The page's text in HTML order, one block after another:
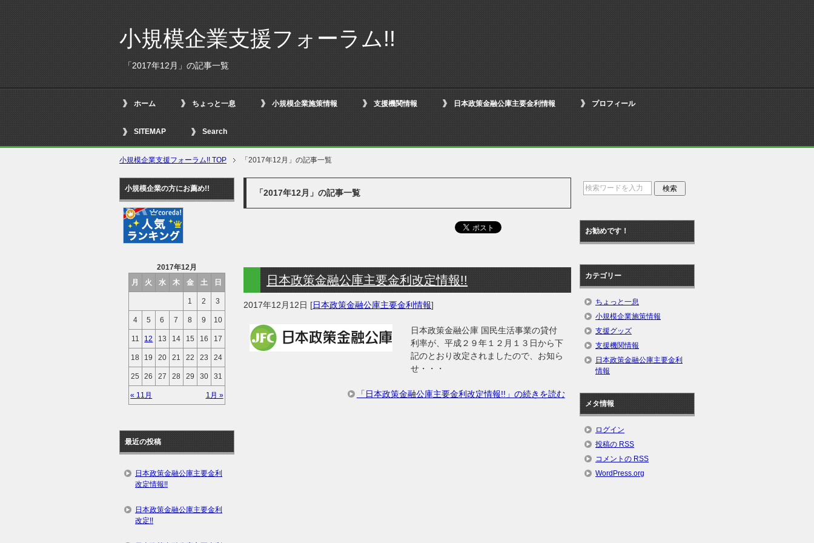
小規模企業支援フォーラム!!
「2017年12月」の記事一覧
ホーム ちょっと一息 小規模企業施策情報 支援機関情報 日本政策金融公庫主要金利情報 プロフィール
SITEMAP Search
小規模企業支援フォーラム!! TOP 「2017年12月」の記事一覧
「2017年12月」の記事一覧
日本政策金融公庫主要金利改定情報!!
2017年12月12日 [日本政策金融公庫主要金利情報]
日本政策金融公庫 国民生活事業の貸付
利率が、平成２９年１２月１３日から下
記のとおり改定されましたので、お知ら
せ・・・
「日本政策金融公庫主要金利改定情報!!」の続きを読む
小規模企業の方にお薦め!!
2017年12月
月
火 水 木 金 土 日
« 11月 1月 »
1 2 3
4 5 6 7 8 9 10
11 12 13 14 15 16 17
18 19 20 21 22 23 24
25 26 27 28 29 30 31
最近の投稿
日本政策金融公庫主要金利
改定情報!!
日本政策金融公庫主要金利
改定!!
お勧めです！
カテゴリー
ちょっと一息
小規模企業施策情報
支援グッズ
支援機関情報
日本政策金融公庫主要金利
情報
メタ情報
ログイン
投稿の RSS
コメントの RSS
WordPress.org